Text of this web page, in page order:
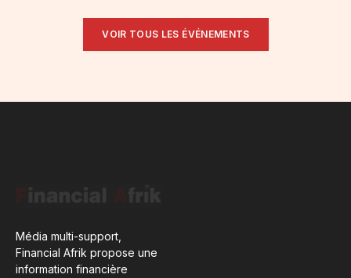
VOIR TOUS LES ÉVÉNEMENTS
Média multi-support,
Financial Afrik propose une
information financière